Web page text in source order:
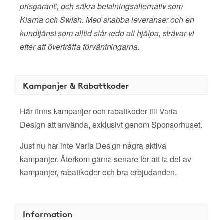
prisgaranti, och säkra betalningsalternativ som
Klarna och Swish. Med snabba leveranser och en
kundtjänst som alltid står redo att hjälpa, strävar vi
efter att överträffa förväntningarna.
Kampanjer & Rabattkoder
Här finns kampanjer och rabattkoder till Varia
Design att använda, exklusivt genom Sponsorhuset.
Just nu har inte Varia Design några aktiva
kampanjer. Återkom gärna senare för att ta del av
kampanjer, rabattkoder och bra erbjudanden.
Information